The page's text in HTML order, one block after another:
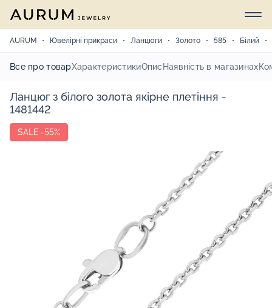
AURUM Ювелірні прикраси Ланцюги Золото 585 Білий
Все про товарХарактеристикиОпис Наявність в магазинах
Ланцюг з білого золота якірне плетіння -
1481442
SALE -55%